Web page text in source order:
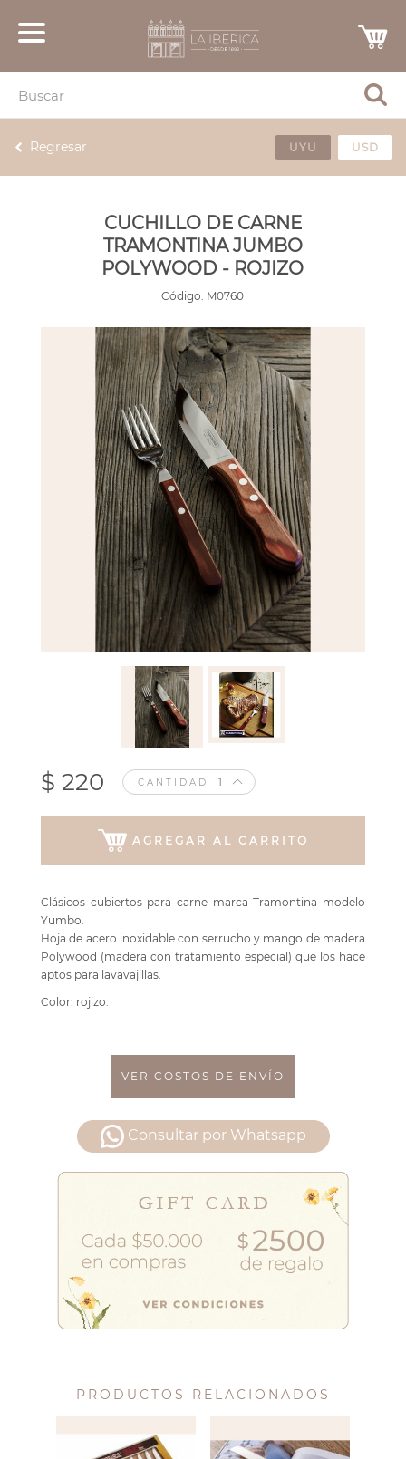
Regresar UYU USD
CUCHILLO DE CARNE
TRAMONTINA JUMBO
POLYWOOD - ROJIZO
Código: M0760
$ 220 CANTIDAD
AGREGAR AL CARRITO
Clásicos cubiertos para carne marca Tramontina modelo
Yumbo.
Hoja de acero inoxidable con serrucho y mango de madera
Polywood (madera con tratamiento especial) que los hace
aptos para lavavajillas.
Color: rojizo.
VER COSTOS DE ENVÍO
Consultar por Whatsapp
PRODUCTOS RELACIONADOS